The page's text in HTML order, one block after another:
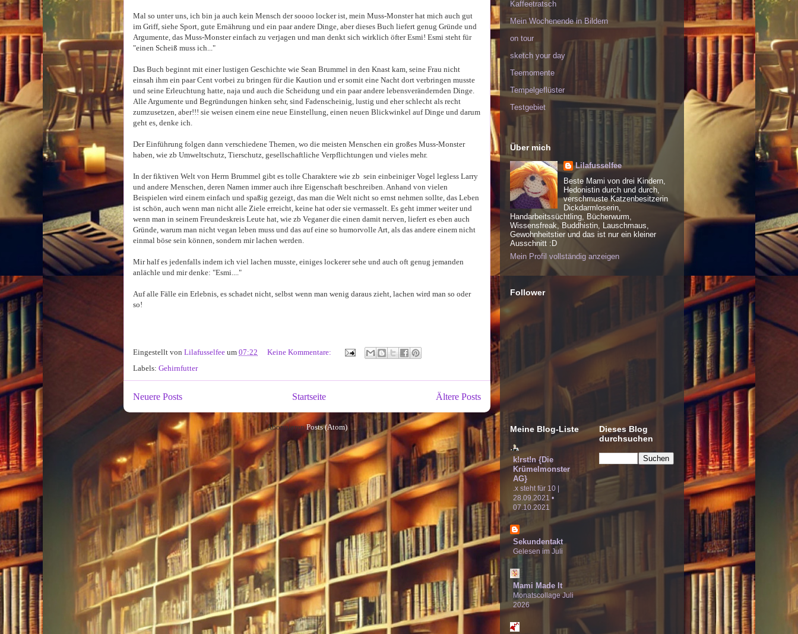
Mal so unter uns, ich bin ja auch kein Mensch der soooo locker ist, mein Muss-Monster hat mich auch gut
im Griff, siehe Sport, gute Ernährung und ein paar andere Dinge, aber dieses Buch liefert genug Gründe und
Argumente, das Muss-Monster einfach zu verjagen und man denkt sich wirklich öfter Esmi! Esmi steht für
"einen Scheiß muss ich..."
Das Buch beginnt mit einer lustigen Geschichte wie Sean Brummel in den Knast kam, seine Frau nicht
einsah ihm ein paar Cent vorbei zu bringen für die Kaution und er somit eine Nacht dort verbringen musste
und seine Erleuchtung hatte, naja und auch die Scheidung und ein paar andere lebensverändernden Dinge.
Alle Argumente und Begründungen hinken sehr, sind Fadenscheinig, lustig und eher schlecht als recht
zumzusetzen, aber!!! sie weisen einem eine neue Einstellung, einen neuen Blickwinkel auf Dinge und darum
geht es, denke ich.
Der Einführung folgen dann verschiedene Themen, wo die meisten Menschen ein großes Muss-Monster
haben, wie zb Umweltschutz, Tierschutz, gesellschaftliche Verpflichtungen und vieles mehr.
In der fiktiven Welt von Herrn Brummel gibt es tolle Charaktere wie zb sein einbeiniger Vogel legless Larry
und andere Menschen, deren Namen immer auch ihre Eigenschaft beschreiben. Anhand von vielen
Beispielen wird einem einfach und spaßig gezeigt, das man die Welt nicht so ernst nehmen sollte, das Leben
ist schön, auch wenn man nicht alle Ziele erreicht, keine hat oder sie vermasselt. Es geht immer weiter und
wenn man in seinem Freundeskreis Leute hat, wie zb Veganer die einen damit nerven, liefert es eben auch
Gründe, warum man nicht vegan leben muss und das auf eine so humorvolle Art, als das andere einem nicht
einmal böse sein können, sondern mir lachen werden.
Mir half es jedenfalls indem ich viel lachen musste, einiges lockerer sehe und auch oft genug jemanden
anlächle und mir denke: "Esmi...."
Auf alle Fälle ein Erlebnis, es schadet nicht, selbst wenn man wenig daraus zieht, lachen wird man so oder
so!
Eingestellt von Lilafusselfee um 07:22
Keine Kommentare:
Labels: Gehirnfutter
Neuere Posts Ältere Posts
Startseite
AbonnierenPosts (Atom)
Kaffeetratsch
Mein Wochenende in Bildern
on tour
sketch your day
Teemomente
Tempelgeflüster
Testgebiet
Über mich
Lilafusselfee
Beste Mami von drei Kindern,
Hedonistin durch und durch,
verschmuste Katzenbesitzerin
Dickdarmloserin,
Handarbeitssüchtling, Bücherwurm,
Wissensfreak, Buddhistin, Lauschmaus,
Gewohnheitstier und das ist nur ein kleiner
Ausschnitt :D
Mein Profil vollständig anzeigen
Follower
Meine Blog-Liste
k!rst!n {Die
Krümelmonster
AG}
.x steht für 10 |
28.09.2021 •
07.10.2021
Sekundentakt
Gelesen im Juli
Mami Made It
Monatscollage Juli
2026
Dieses Blog
durchsuchen